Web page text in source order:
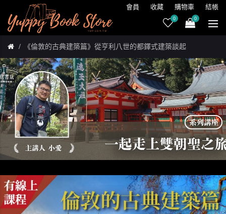
會員 收藏 購物車 結帳
0 0
《倫敦的古典建築篇》從亨利八世的都鐸式建築談起